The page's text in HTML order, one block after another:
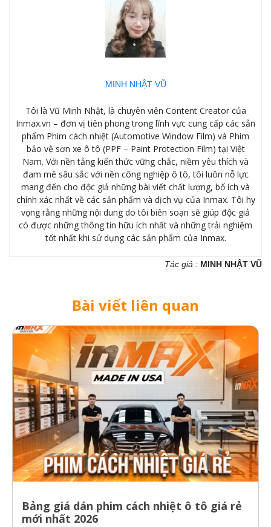
MINH NHẬT VŨ
Tôi là Vũ Minh Nhật, là chuyên viên Content Creator của
Inmax.vn – đơn vị tiên phong trong lĩnh vực cung cấp các sản
phẩm Phim cách nhiệt (Automotive Window Film) và Phim
bảo vệ sơn xe ô tô (PPF – Paint Protection Film) tại Việt
Nam. Với nền tảng kiến thức vững chắc, niềm yêu thích và
đam mê sâu sắc với nền công nghiệp ô tô, tôi luôn nỗ lực
mang đến cho độc giả những bài viết chất lượng, bổ ích và
chính xác nhất về các sản phẩm và dịch vụ của Inmax. Tôi hy
vọng rằng những nội dung do tôi biên soạn sẽ giúp độc giả
có được những thông tin hữu ích nhất và những trải nghiệm
tốt nhất khi sử dụng các sản phẩm của Inmax.
Tác giả : MINH NHẬT VŨ
Bài viết liên quan
Bảng giá dán phim cách nhiệt ô tô giá rẻ
mới nhất 2026